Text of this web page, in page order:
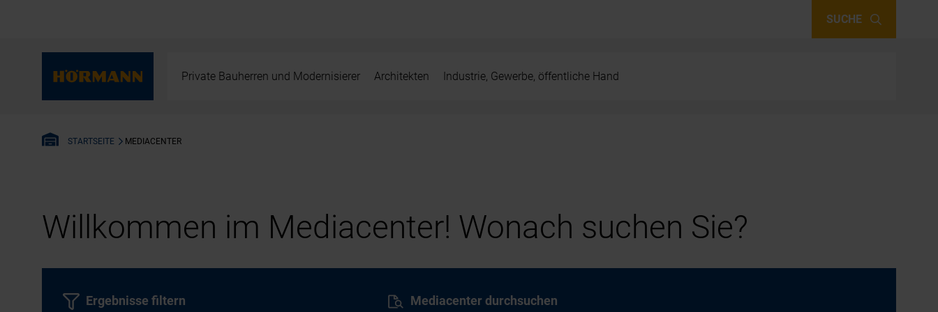
SUCHE
Private Bauherren und Modernisierer Architekten Industrie, Gewerbe, öffentliche Hand
STARTSEITE MEDIACENTER
Willkommen im Mediacenter! Wonach suchen Sie?
Mediacenter durchsuchen
Ergebnisse filtern